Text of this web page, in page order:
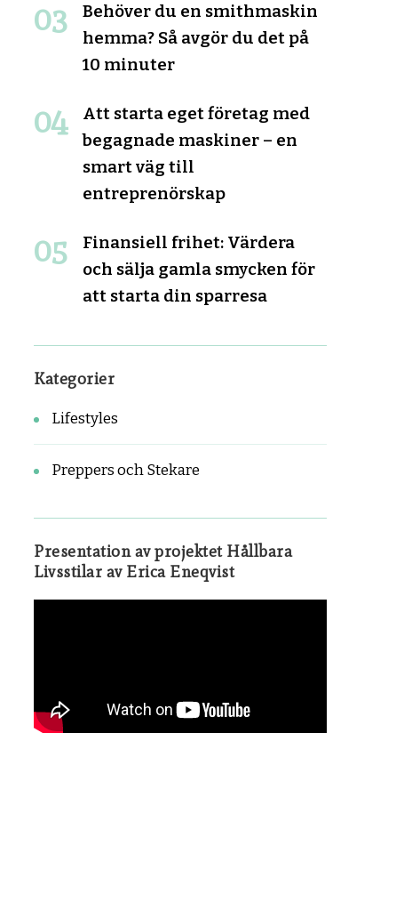
Behöver du en smithmaskin
hemma? Så avgör du det på
10 minuter
Att starta eget företag med
begagnade maskiner – en
smart väg till
entreprenörskap
Finansiell frihet: Värdera
och sälja gamla smycken för
att starta din sparresa
Kategorier
Lifestyles
Preppers och Stekare
Presentation av projektet Hållbara
Livsstilar av Erica Eneqvist